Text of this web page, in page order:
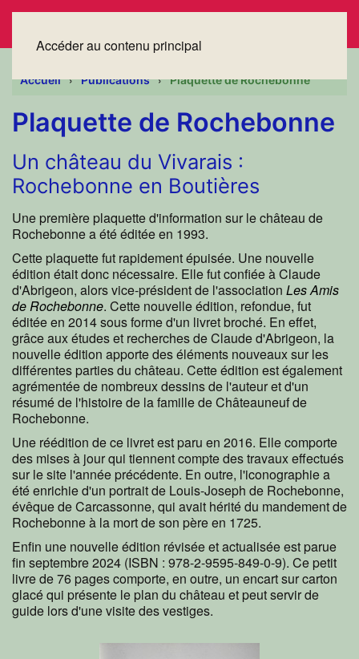
Accéder au contenu principal
Accueil Publications Plaquette de Rochebonne
Plaquette de Rochebonne
Un château du Vivarais :
Rochebonne en Boutières
Une première plaquette d'information sur le château de
Rochebonne a été éditée en 1993.
Cette plaquette fut rapidement épuisée. Une nouvelle
édition était donc nécessaire. Elle fut confiée à Claude
d'Abrigeon, alors vice-président de l'association Les Amis
de Rochebonne. Cette nouvelle édition, refondue, fut
éditée en 2014 sous forme d'un livret broché. En effet,
grâce aux études et recherches de Claude d'Abrigeon, la
nouvelle édition apporte des éléments nouveaux sur les
différentes parties du château. Cette édition est également
agrémentée de nombreux dessins de l'auteur et d'un
résumé de l'histoire de la famille de Châteauneuf de
Rochebonne.
Une réédition de ce livret est paru en 2016. Elle comporte
des mises à jour qui tiennent compte des travaux effectués
sur le site l'année précédente. En outre, l'iconographie a
été enrichie d'un portrait de Louis-Joseph de Rochebonne,
évêque de Carcassonne, qui avait hérité du mandement de
Rochebonne à la mort de son père en 1725.
Enfin une nouvelle édition révisée et actualisée est parue
fin septembre 2024 (ISBN : 978-2-9595-849-0-9). Ce petit
livre de 76 pages comporte, en outre, un encart sur carton
glacé qui présente le plan du château et peut servir de
guide lors d'une visite des vestiges.